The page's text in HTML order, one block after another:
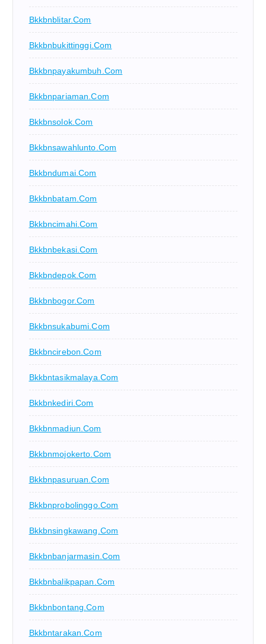
Bkkbnblitar.com
Bkkbnbukittinggi.com
Bkkbnpayakumbuh.com
Bkkbnpariaman.com
Bkkbnsolok.com
Bkkbnsawahlunto.com
Bkkbndumai.com
Bkkbnbatam.com
Bkkbncimahi.com
Bkkbnbekasi.com
Bkkbndepok.com
Bkkbnbogor.com
Bkkbnsukabumi.com
Bkkbncirebon.com
Bkkbntasikmalaya.com
Bkkbnkediri.com
Bkkbnmadiun.com
Bkkbnmojokerto.com
Bkkbnpasuruan.com
Bkkbnprobolinggo.com
Bkkbnsingkawang.com
Bkkbnbanjarmasin.com
Bkkbnbalikpapan.com
Bkkbnbontang.com
Bkkbntarakan.com